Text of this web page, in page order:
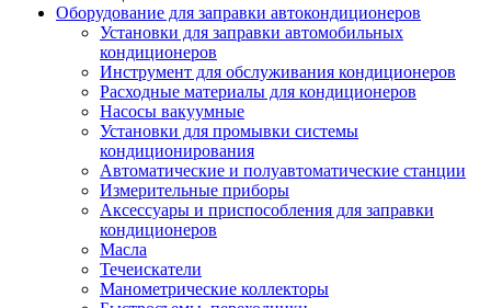
Оборудование для заправки автокондиционеров
Установки для заправки автомобильных
кондиционеров
Инструмент для обслуживания кондиционеров
Расходные материалы для кондиционеров
Насосы вакуумные
Установки для промывки системы
кондиционирования
Автоматические и полуавтоматические станции
Измерительные приборы
Аксессуары и приспособления для заправки
кондиционеров
Масла
Течеискатели
Манометрические коллекторы